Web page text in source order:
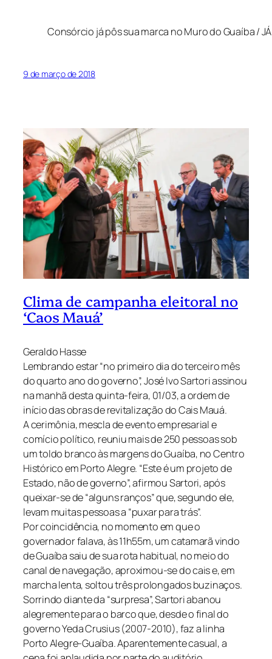
Consórcio já pôs sua marca no Muro do Guaíba / JÁ
9 de março de 2018
Clima de campanha eleitoral no
‘Caos Mauá’
Geraldo Hasse
Lembrando estar “no primeiro dia do terceiro mês
do quarto ano do governo”, José Ivo Sartori assinou
na manhã desta quinta-feira, 01/03, a ordem de
início das obras de revitalização do Cais Mauá.
A cerimônia, mescla de evento empresarial e
comício político, reuniu mais de 250 pessoas sob
um toldo branco às margens do Guaíba, no Centro
Histórico em Porto Alegre. “Este é um projeto de
Estado, não de governo”, afirmou Sartori, após
queixar-se de “alguns ranços” que, segundo ele,
levam muitas pessoas a “puxar para trás”.
Por coincidência, no momento em que o
governador falava, às 11h55m, um catamarã vindo
de Guaíba saiu de sua rota habitual, no meio do
canal de navegação, aproximou-se do cais e, em
marcha lenta, soltou três prolongados buzinaços.
Sorrindo diante da “surpresa”, Sartori abanou
alegremente para o barco que, desde o final do
governo Yeda Crusius (2007-2010), faz a linha
Porto Alegre-Guaíba. Aparentemente casual, a